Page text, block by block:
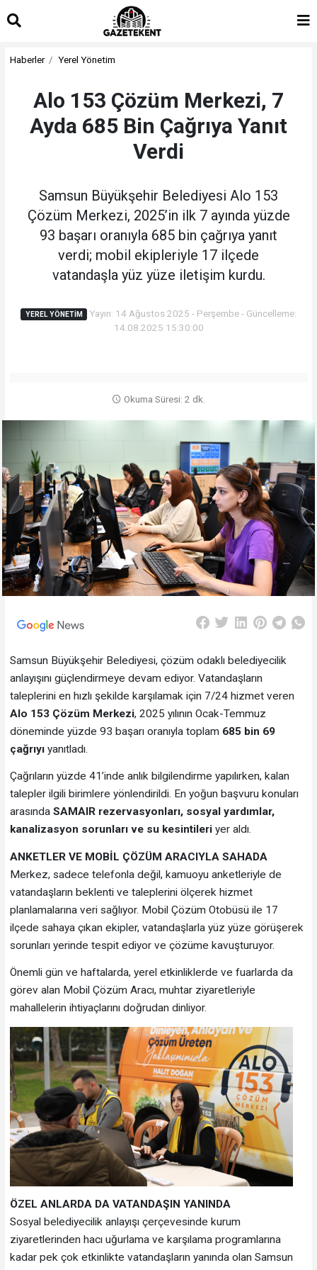
sohbet
sohbetler
chat
Haberler Yerel Yönetim
Alo 153 Çözüm Merkezi, 7
Ayda 685 Bin Çağrıya Yanıt
Verdi
Samsun Büyükşehir Belediyesi Alo 153
Çözüm Merkezi, 2025’in ilk 7 ayında yüzde
93 başarı oranıyla 685 bin çağrıya yanıt
verdi; mobil ekipleriyle 17 ilçede
vatandaşla yüz yüze iletişim kurdu.
YEREL YÖNETIM
Yayın: 14 Ağustos 2025 - Perşembe - Güncelleme:
14.08.2025 15:30:00
Okuma Süresi: 2 dk.
Samsun Büyükşehir Belediyesi, çözüm odaklı belediyecilik
anlayışını güçlendirmeye devam ediyor. Vatandaşların
taleplerini en hızlı şekilde karşılamak için 7/24 hizmet veren
Alo 153 Çözüm Merkezi, 2025 yılının Ocak-Temmuz
döneminde yüzde 93 başarı oranıyla toplam 685 bin 69
çağrıyıyanıtladı.
Çağrıların yüzde 41’inde anlık bilgilendirme yapılırken, kalan
talepler ilgili birimlere yönlendirildi. En yoğun başvuru konuları
arasında SAMAIR rezervasyonları, sosyal yardımlar,
kanalizasyon sorunları ve su kesintileriyer aldı.
ANKETLER VE MOBİL ÇÖZÜM ARACIYLA SAHADA
Merkez, sadece telefonla değil, kamuoyu anketleriyle de
vatandaşların beklenti ve taleplerini ölçerek hizmet
planlamalarına veri sağlıyor. Mobil Çözüm Otobüsü ile 17
ilçede sahaya çıkan ekipler, vatandaşlarla yüz yüze görüşerek
sorunları yerinde tespit ediyor ve çözüme kavuşturuyor.
Önemli gün ve haftalarda, yerel etkinliklerde ve fuarlarda da
görev alan Mobil Çözüm Aracı, muhtar ziyaretleriyle
mahallelerin ihtiyaçlarını doğrudan dinliyor.
ÖZEL ANLARDA DA VATANDAŞIN YANINDA
Sosyal belediyecilik anlayışı çerçevesinde kurum
ziyaretlerinden hacı uğurlama ve karşılama programlarına
kadar pek çok etkinlikte vatandaşların yanında olan Samsun